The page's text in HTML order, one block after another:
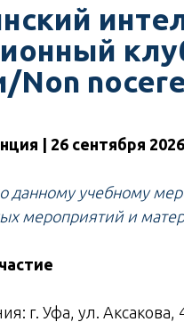
Non
| 26 сентября
данному учебному
мероприятий и
г. Уфа, ул. Аксакова,